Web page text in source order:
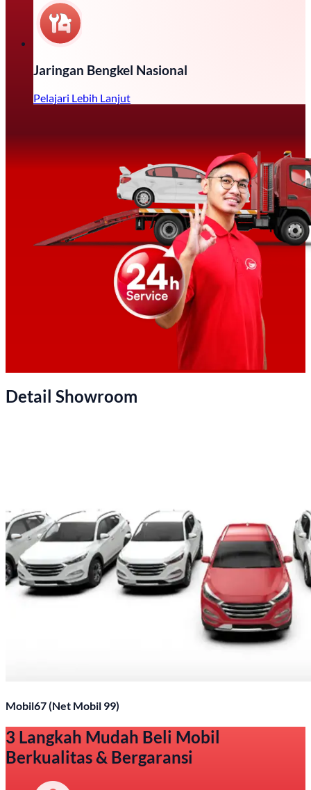
Jaringan Bengkel Nasional
Pelajari Lebih Lanjut
Detail Showroom
Mobil67 (Net Mobil 99)
3 Langkah Mudah Beli Mobil
Berkualitas & Bergaransi